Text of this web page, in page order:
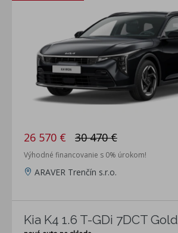
26 570 € 30 470 €
Výhodné financovanie s 0% úrokom!
ARAVER Trenčín s.r.o.
Kia K4 1.6 T-GDi 7DCT Gold